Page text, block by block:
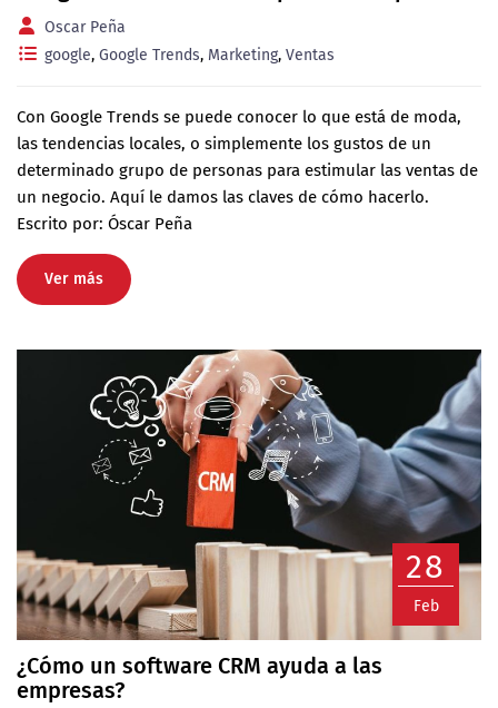
Oscar Peña
google, Google Trends, Marketing, Ventas
Con Google Trends se puede conocer lo que está de moda,
las tendencias locales, o simplemente los gustos de un
determinado grupo de personas para estimular las ventas de
un negocio. Aquí le damos las claves de cómo hacerlo.
Escrito por: Óscar Peña
Ver más
28
Feb
¿Cómo un software CRM ayuda a las
empresas?